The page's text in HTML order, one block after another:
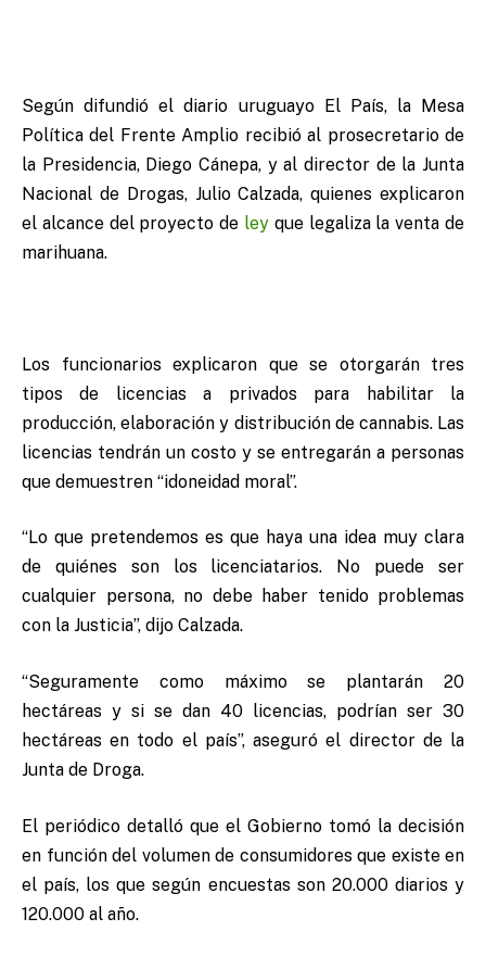
Según difundió el diario uruguayo El País, la Mesa
Política del Frente Amplio recibió al prosecretario de
la Presidencia, Diego Cánepa, y al director de la Junta
Nacional de Drogas, Julio Calzada, quienes explicaron
el alcance del proyecto de ley que legaliza la venta de
marihuana.
Los funcionarios explicaron que se otorgarán tres
tipos de licencias a privados para habilitar la
producción, elaboración y distribución de cannabis. Las
licencias tendrán un costo y se entregarán a personas
que demuestren “idoneidad moral”.
“Lo que pretendemos es que haya una idea muy clara
de quiénes son los licenciatarios. No puede ser
cualquier persona, no debe haber tenido problemas
con la Justicia”, dijo Calzada.
“Seguramente como máximo se plantarán 20
hectáreas y si se dan 40 licencias, podrían ser 30
hectáreas en todo el país”, aseguró el director de la
Junta de Droga.
El periódico detalló que el Gobierno tomó la decisión
en función del volumen de consumidores que existe en
el país, los que según encuestas son 20.000 diarios y
120.000 al año.